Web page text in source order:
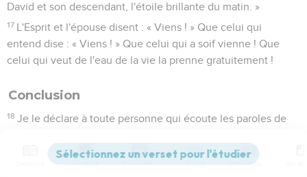
David et son descendant, l'étoile brillante du matin. »
17 L'Esprit et l'épouse disent : « Viens ! » Que celui qui
entend dise : « Viens ! » Que celui qui a soif vienne ! Que
celui qui veut de l'eau de la vie la prenne gratuitement !
Conclusion
18 Je le déclare à toute personne qui écoute les paroles de
Dieu lui ajoutera les fléaux décrits dans ce livre ;
Versions Commentaires Strong